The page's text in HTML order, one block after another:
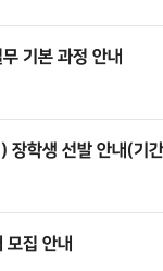
기본 과정 안내
학생 선발 안내(기
집 안내